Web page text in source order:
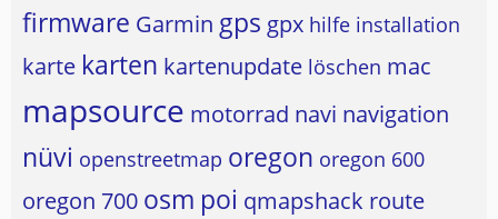
firmware Garmin gps gpx hilfe installation
karte karten kartenupdate löschen mac
mapsource motorrad navi navigation
nüvi openstreetmap oregon oregon 600
oregon 700 osm poi qmapshack route